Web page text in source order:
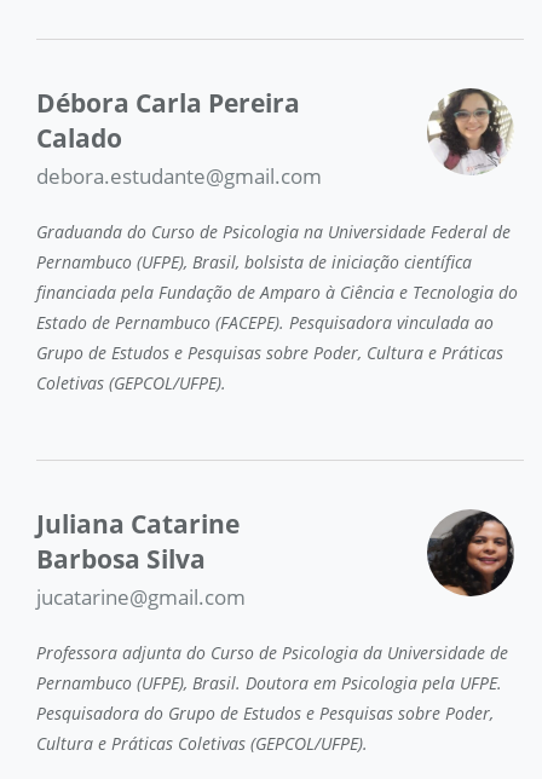
Débora Carla Pereira
Calado
debora.estudante@gmail.com
Graduanda do Curso de Psicologia na Universidade Federal de
Pernambuco (UFPE), Brasil, bolsista de iniciação científica
financiada pela Fundação de Amparo à Ciência e Tecnologia do
Estado de Pernambuco (FACEPE). Pesquisadora vinculada ao
Grupo de Estudos e Pesquisas sobre Poder, Cultura e Práticas
Coletivas (GEPCOL/UFPE).
Juliana Catarine
Barbosa Silva
jucatarine@gmail.com
Professora adjunta do Curso de Psicologia da Universidade de
Pernambuco (UFPE), Brasil. Doutora em Psicologia pela UFPE.
Pesquisadora do Grupo de Estudos e Pesquisas sobre Poder,
Cultura e Práticas Coletivas (GEPCOL/UFPE).